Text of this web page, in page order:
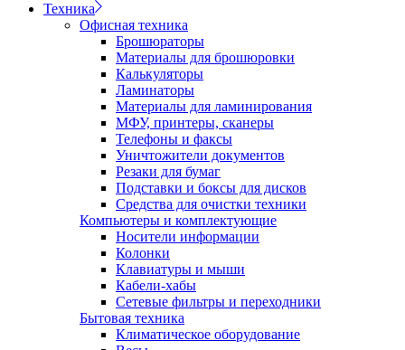
Техника
Офисная техника
Брошюраторы
Материалы для брошюровки
Калькуляторы
Ламинаторы
Материалы для ламинирования
МФУ, принтеры, сканеры
Телефоны и факсы
Уничтожители документов
Резаки для бумаг
Подставки и боксы для дисков
Средства для очистки техники
Компьютеры и комплектующие
Носители информации
Колонки
Клавиатуры и мыши
Кабели-хабы
Сетевые фильтры и переходники
Бытовая техника
Климатическое оборудование